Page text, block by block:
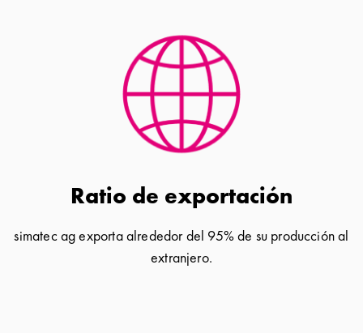
Ratio de exportación
simatec ag exporta alrededor del 95% de su producción al
extranjero.